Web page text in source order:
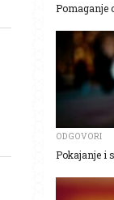
Pomaganje
ODGOVORI
Pokajanje i